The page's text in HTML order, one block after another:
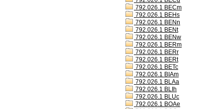
792.026.1 BECm
792.026.1 BEHs
792.026.1 BENn
792.026.1 BENt
792.026.1 BENw
792.026.1 BERm
792.026.1 BERr
792.026.1 BERt
792.026.1 BETc
792.026.1 BIAm
792.026.1 BLAa
792.026.1 BLIh
792.026.1 BLUc
792.026.1 BOAe